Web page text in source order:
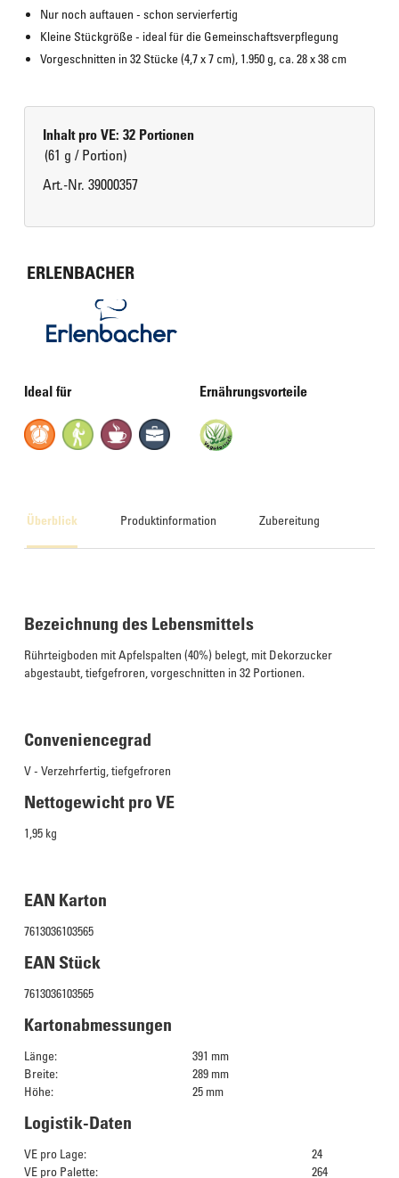
Nur noch auftauen - schon servierfertig
Kleine Stückgröße - ideal für die Gemeinschaftsverpflegung
Vorgeschnitten in 32 Stücke (4,7 x 7 cm), 1.950 g, ca. 28 x 38 cm
Inhalt pro VE: 32 Portionen
(61 g / Portion)
Art.-Nr. 39000357
ERLENBACHER
Ideal für Ernährungsvorteile
Überblick Produktinformation Zubereitung
Bezeichnung des Lebensmittels
Rührteigboden mit Apfelspalten (40%) belegt, mit Dekorzucker
abgestaubt, tiefgefroren, vorgeschnitten in 32 Portionen.
Conveniencegrad
V - Verzehrfertig, tiefgefroren
Nettogewicht pro VE
1,95 kg
EAN Karton
7613036103565
EAN Stück
7613036103565
Kartonabmessungen
Länge:
391 mm
Breite:
289 mm
Höhe:
25 mm
Logistik-Daten
VE pro Lage:
24
VE pro Palette:
264